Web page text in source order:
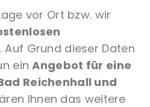
vor Ort bzw. wir
Grund dieser Daten
einAngebot für eine
Reichenhall und
Ihnen das weitere